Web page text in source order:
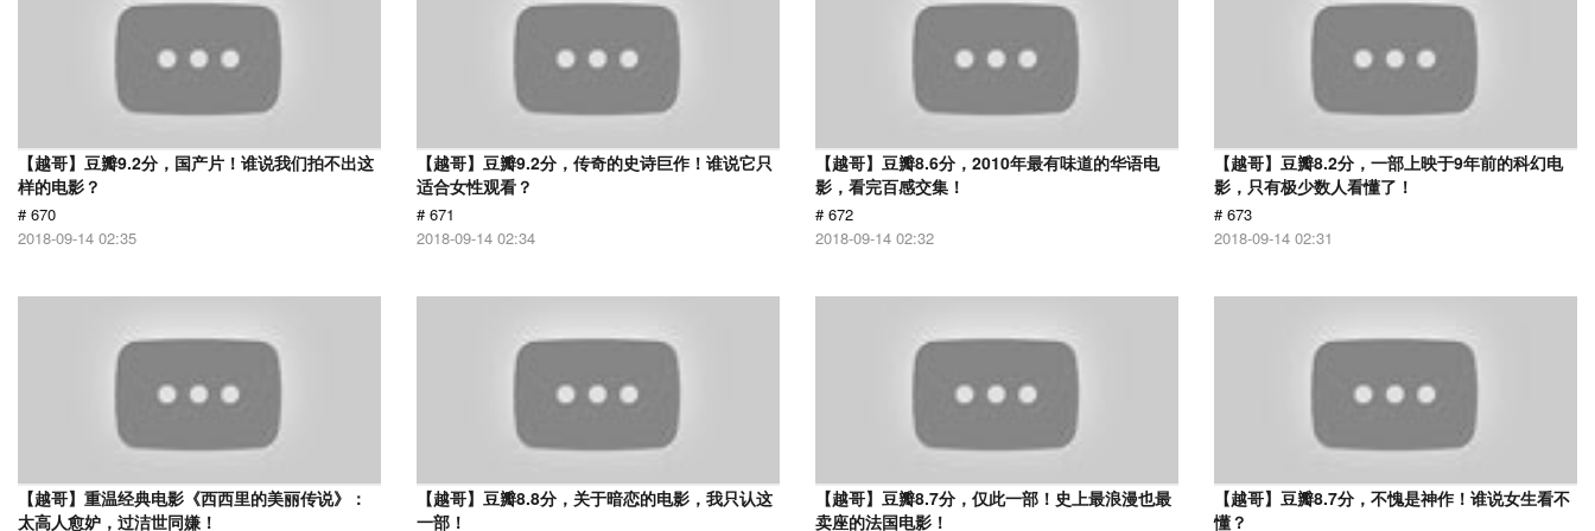
【越哥】豆瓣9.2分，国产片！谁说我们拍不出这
样的电影？
# 670
2018-09-14 02:35
【越哥】豆瓣9.2分，传奇的史诗巨作！谁说它只
适合女性观看？
# 671
2018-09-14 02:34
【越哥】豆瓣8.6分，2010年最有味道的华语电
影，看完百感交集！
# 672
2018-09-14 02:32
【越哥】豆瓣8.2分，一部上映于9年前的科幻电
影，只有极少数人看懂了！
# 673
2018-09-14 02:31
【越哥】重温经典电影《西西里的美丽传说》：
太高人愈妒，过洁世同嫌！
【越哥】豆瓣8.8分，关于暗恋的电影，我只认这
一部！
【越哥】豆瓣8.7分，仅此一部！史上最浪漫也最
卖座的法国电影！
【越哥】豆瓣8.7分，不愧是神作！谁说女生看不
懂？